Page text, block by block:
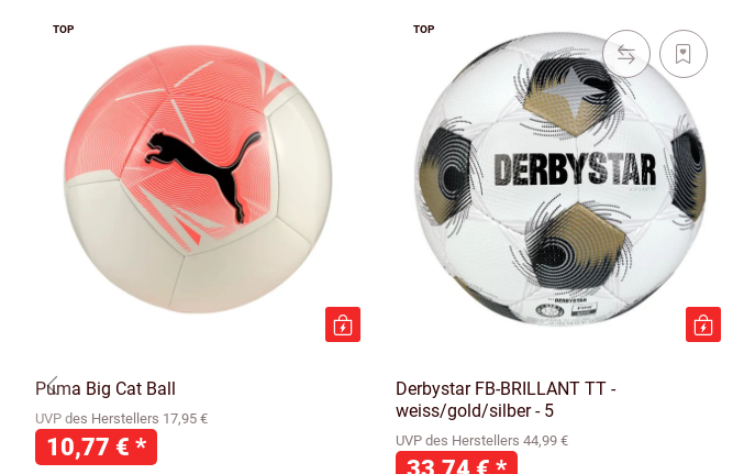
TOP
Puma Big Cat Ball
UVP des Herstellers 17,95 €
10,77 € *
TOP
Derbystar FB-BRILLANT TT -
weiss/gold/silber - 5
UVP des Herstellers 44,99 €